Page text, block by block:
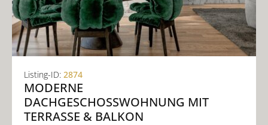
Listing-ID: 2874
MODERNE
DACHGESCHOSSWOHNUNG MIT
TERRASSE & BALKON